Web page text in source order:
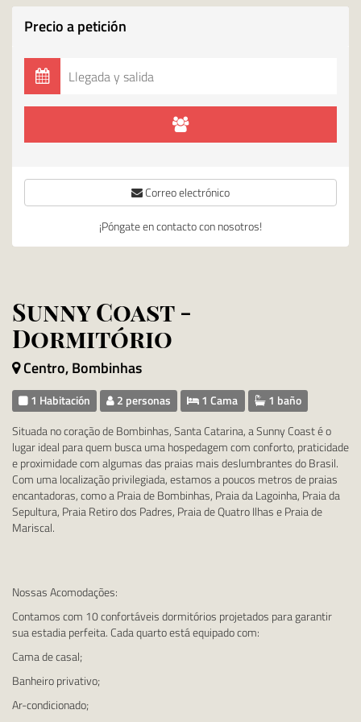
Sunny Coast -
Dormitório
Centro, Bombinhas
1 Habitación 2 personas 1 Cama 1 baño
Situada no coração de Bombinhas, Santa Catarina, a Sunny Coast é o
lugar ideal para quem busca uma hospedagem com conforto, praticidade
e proximidade com algumas das praias mais deslumbrantes do Brasil.
Com uma localização privilegiada, estamos a poucos metros de praias
encantadoras, como a Praia de Bombinhas, Praia da Lagoinha, Praia da
Sepultura, Praia Retiro dos Padres, Praia de Quatro Ilhas e Praia de
Mariscal.
Nossas Acomodações:
Contamos com 10 confortáveis dormitórios projetados para garantir
sua estadia perfeita. Cada quarto está equipado com:
Cama de casal;
Banheiro privativo;
Ar-condicionado;
Precio a petición
Correo electrónico
¡Póngate en contacto con nosotros!